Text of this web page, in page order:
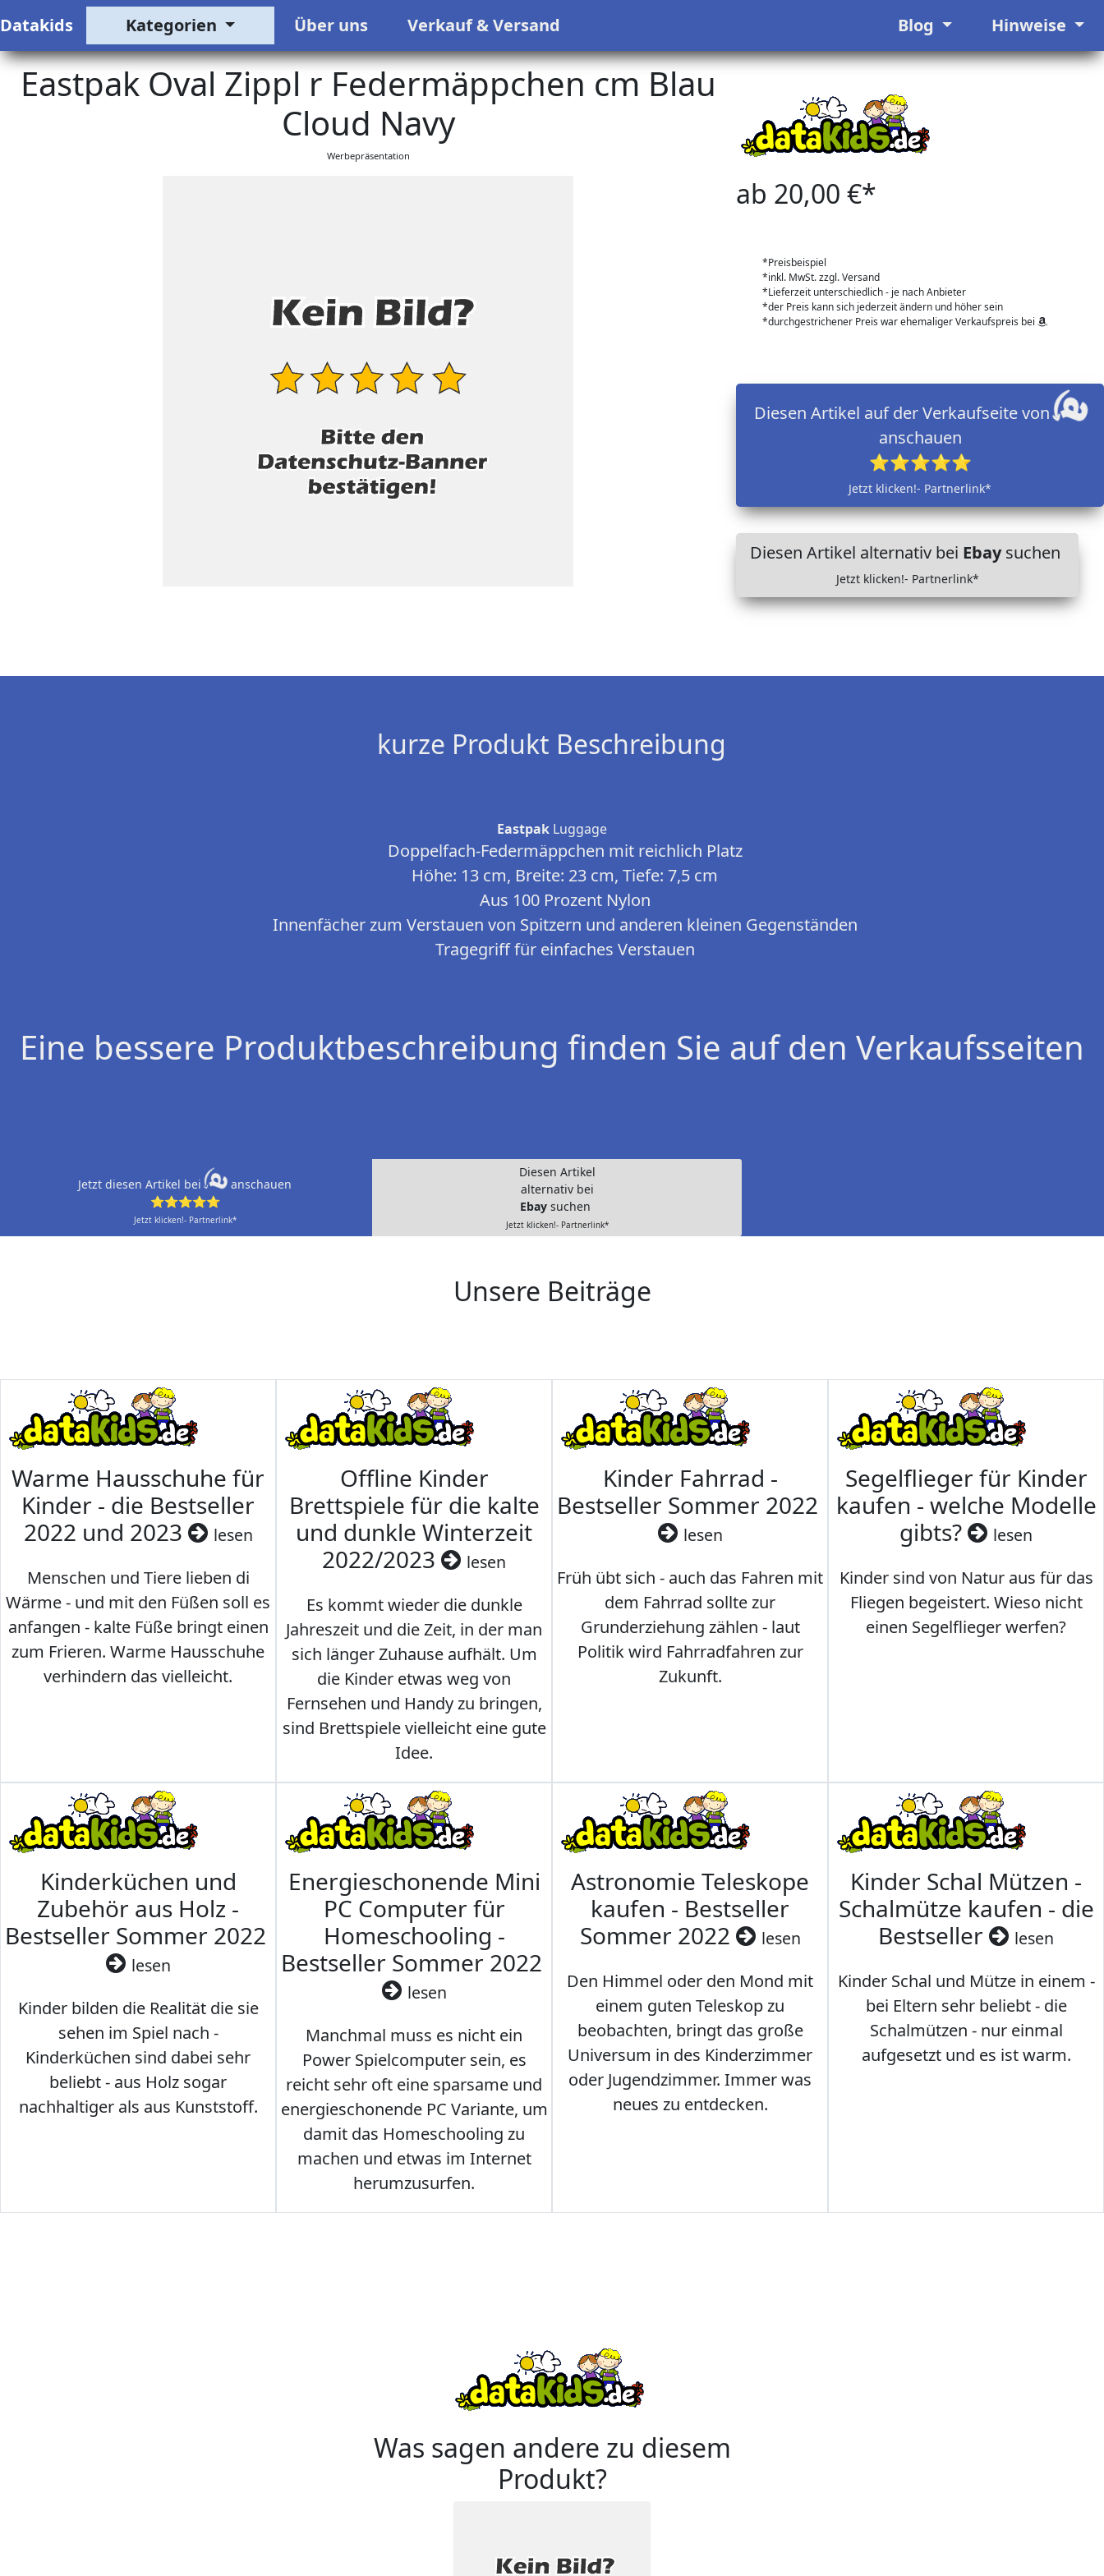
Datakids Kategorien Über uns Verkauf & Versand Blog Hinweise
Eastpak Oval Zippl r Federmäppchen cm Blau
Cloud Navy
Werbepräsentation
ab 20,00 €*
*Preisbeispiel
*inkl. MwSt. zzgl. Versand
*Lieferzeit unterschiedlich - je nach Anbieter
*der Preis kann sich jederzeit ändern und höher sein
*durchgestrichener Preis war ehemaliger Verkaufspreis bei
Diesen Artikel auf der Verkaufseite von
anschauen
⭐⭐⭐⭐⭐
Jetzt klicken!- Partnerlink*
Diesen Artikel alternativ bei Ebaysuchen
Jetzt klicken!- Partnerlink*
kurze Produkt Beschreibung
EastpakLuggage
Doppelfach-Federmäppchen mit reichlich Platz
Höhe: 13 cm, Breite: 23 cm, Tiefe: 7,5 cm
Aus 100 Prozent Nylon
Innenfächer zum Verstauen von Spitzern und anderen kleinen Gegenständen
Tragegriff für einfaches Verstauen
Eine bessere Produktbeschreibung finden Sie auf den Verkaufsseiten
Jetzt diesen Artikel bei
anschauen
⭐⭐⭐⭐⭐
Jetzt klicken!- Partnerlink*
Diesen Artikel
alternativ bei
Ebay suchen
Jetzt klicken!- Partnerlink*
Unsere Beiträge
Warme Hausschuhe für
Kinder - die Bestseller
2022 und 2023
lesen
Menschen und Tiere lieben di
Wärme - und mit den Füßen soll es
anfangen - kalte Füße bringt einen
zum Frieren. Warme Hausschuhe
verhindern das vielleicht.
Offline Kinder
Brettspiele für die kalte
und dunkle Winterzeit
2022/2023
lesen
Es kommt wieder die dunkle
Jahreszeit und die Zeit, in der man
sich länger Zuhause aufhält. Um
die Kinder etwas weg von
Fernsehen und Handy zu bringen,
sind Brettspiele vielleicht eine gute
Idee.
Kinder Fahrrad -
Bestseller Sommer 2022
lesen
Früh übt sich - auch das Fahren mit
dem Fahrrad sollte zur
Grunderziehung zählen - laut
Politik wird Fahrradfahren zur
Zukunft.
Segelflieger für Kinder
kaufen - welche Modelle
gibts?
lesen
Kinder sind von Natur aus für das
Fliegen begeistert. Wieso nicht
einen Segelflieger werfen?
Kinderküchen und
Zubehör aus Holz -
Bestseller Sommer 2022
lesen
Kinder bilden die Realität die sie
sehen im Spiel nach -
Kinderküchen sind dabei sehr
beliebt - aus Holz sogar
nachhaltiger als aus Kunststoff.
Energieschonende Mini
PC Computer für
Homeschooling -
Bestseller Sommer 2022
lesen
Manchmal muss es nicht ein
Power Spielcomputer sein, es
reicht sehr oft eine sparsame und
energieschonende PC Variante, um
damit das Homeschooling zu
machen und etwas im Internet
herumzusurfen.
Astronomie Teleskope
kaufen - Bestseller
Sommer 2022
lesen
Den Himmel oder den Mond mit
einem guten Teleskop zu
beobachten, bringt das große
Universum in des Kinderzimmer
oder Jugendzimmer. Immer was
neues zu entdecken.
Kinder Schal Mützen -
Schalmütze kaufen - die
Bestseller
lesen
Kinder Schal und Mütze in einem -
bei Eltern sehr beliebt - die
Schalmützen - nur einmal
aufgesetzt und es ist warm.
Was sagen andere zu diesem
Produkt?